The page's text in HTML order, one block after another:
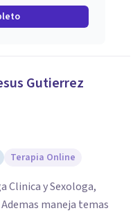
Gutierrez
Terapia Online
Clinica y Sexologa,
maneja temas